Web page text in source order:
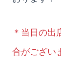
＊当日の出
合がござい